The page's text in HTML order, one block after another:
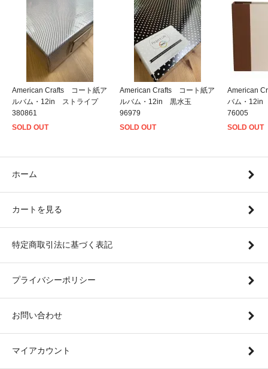
American Crafts コート紙ア
ルバム・12in ストライプ
380861
SOLD OUT
American Crafts コート紙ア
ルバム・12in 黒水玉
96979
SOLD OUT
American
バム・
76005
SOLD OUT
ホーム
カートを見る
特定商取引法に基づく表記
プライバシーポリシー
お問い合わせ
マイアカウント